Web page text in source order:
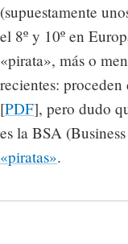
(supuestamente
el 8º y 10º en
«pirata», más o
recientes: proceden
[PDF], pero dudo
es la BSA
«piratas».